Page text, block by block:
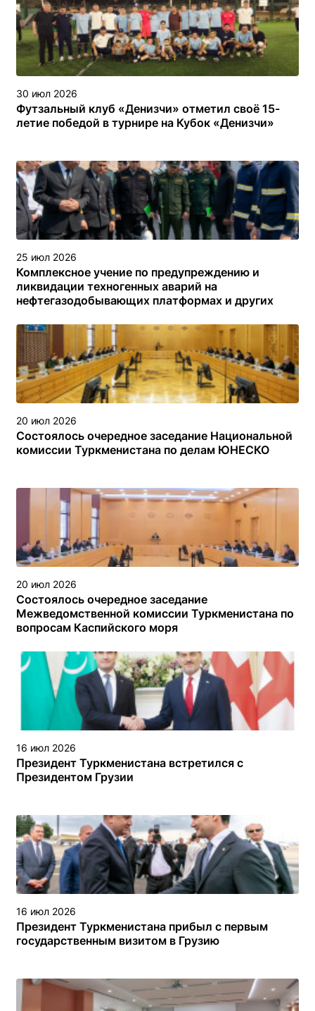
30 июл 2026
Футзальный клуб «Денизчи» отметил своё 15-
летие победой в турнире на Кубок «Денизчи»
25 июл 2026
Комплексное учение по предупреждению и
ликвидации техногенных аварий на
нефтегазодобывающих платформах и других
туркменском секторе Каспийского моря
20 июл 2026
Состоялось очередное заседание Национальной
комиссии Туркменистана по делам ЮНЕСКО
20 июл 2026
Состоялось очередное заседание
Межведомственной комиссии Туркменистана по
вопросам Каспийского моря
16 июл 2026
Президент Туркменистана встретился с
Президентом Грузии
16 июл 2026
Президент Туркменистана прибыл с первым
государственным визитом в Грузию